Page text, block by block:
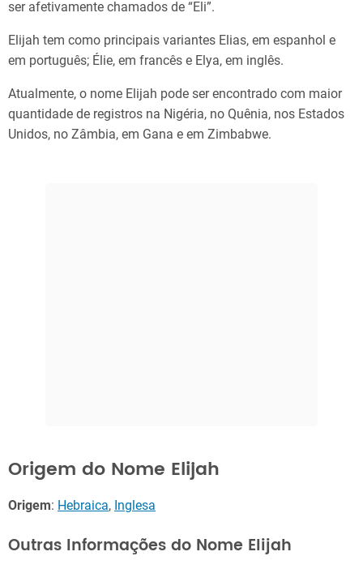
ser afetivamente chamados de “Eli”.
Elijah tem como principais variantes Elias, em espanhol e
em português; Élie, em francês e Elya, em inglês.
Atualmente, o nome Elijah pode ser encontrado com maior
quantidade de registros na Nigéria, no Quênia, nos Estados
Unidos, no Zâmbia, em Gana e em Zimbabwe.
Origem do Nome Elijah
Origem: Hebraica, Inglesa
Outras Informações do Nome Elijah